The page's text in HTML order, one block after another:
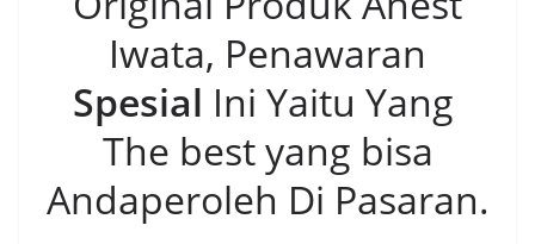
Iwata, Penawaran
Spesial Ini Yaitu Yang
The best yang bisa
Andaperoleh Di Pasaran.